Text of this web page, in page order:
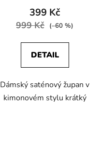
399 Kč
999 Kč (–60 %)
DETAIL
Dámský saténový župan v
kimonovém stylu krátký